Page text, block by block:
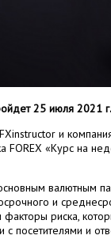
25 июля 2021
и
FOREX «Курс на
валютным
и
факторы риска,
посетителями и